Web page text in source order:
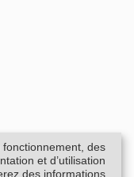
des
et d’utilisation
des informations